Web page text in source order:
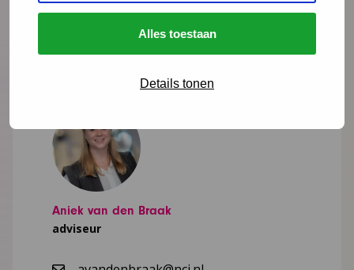
Alles toestaan
Details tonen
Aniek van den Braak
adviseur